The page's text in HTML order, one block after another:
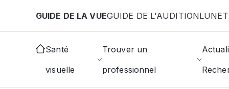
GUIDE DE LA VUEGUIDE DE L'AUDITION
Santé
visuelle
Trouver un
professionnel